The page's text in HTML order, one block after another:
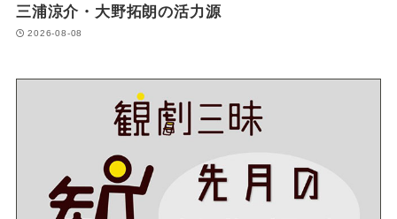
三浦涼介・大野拓朗の活力源
2026-08-08